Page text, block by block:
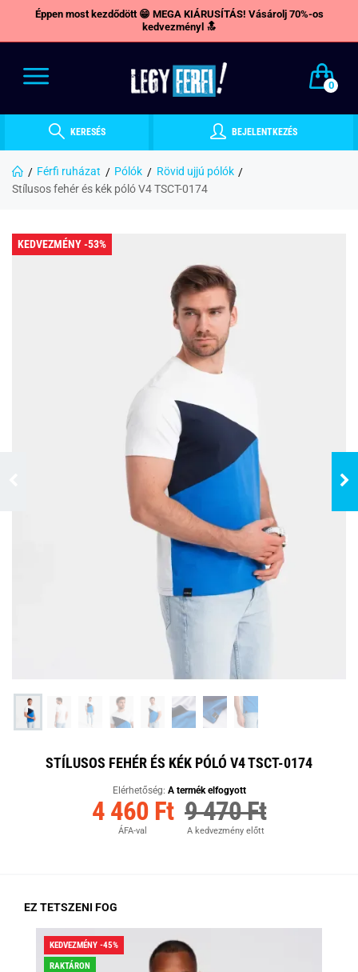
Éppen most kezdődött 😁 MEGA KIÁRUSÍTÁS! Vásárolj 70%-os
kedvezményl 🔝
0
KERESÉS BEJELENTKEZÉS
Férfi ruházat Pólók
Rövid ujjú pólók
Stílusos fehér és kék póló V4 TSCT-0174
KEDVEZMÉNY -53%
STÍLUSOS FEHÉR ÉS KÉK PÓLÓ V4 TSCT-0174
Elérhetőség: A termék elfogyott
4 460 Ft
ÁFA-val
9 470 Ft
A kedvezmény előtt
EZ TETSZENI FOG
KEDVEZMÉNY -45%
RAKTÁRON